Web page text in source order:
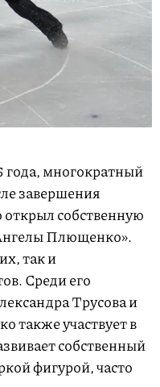
многократный
завершения
собственную
Плющенко».
так и
Среди его
Трусова и
участвует в
собственный
фигурой, часто